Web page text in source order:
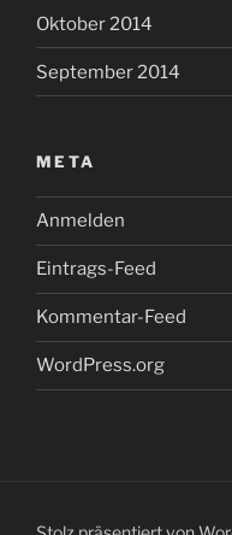
Oktober 2014
September 2014
META
Anmelden
Eintrags-Feed
Kommentar-Feed
WordPress.org